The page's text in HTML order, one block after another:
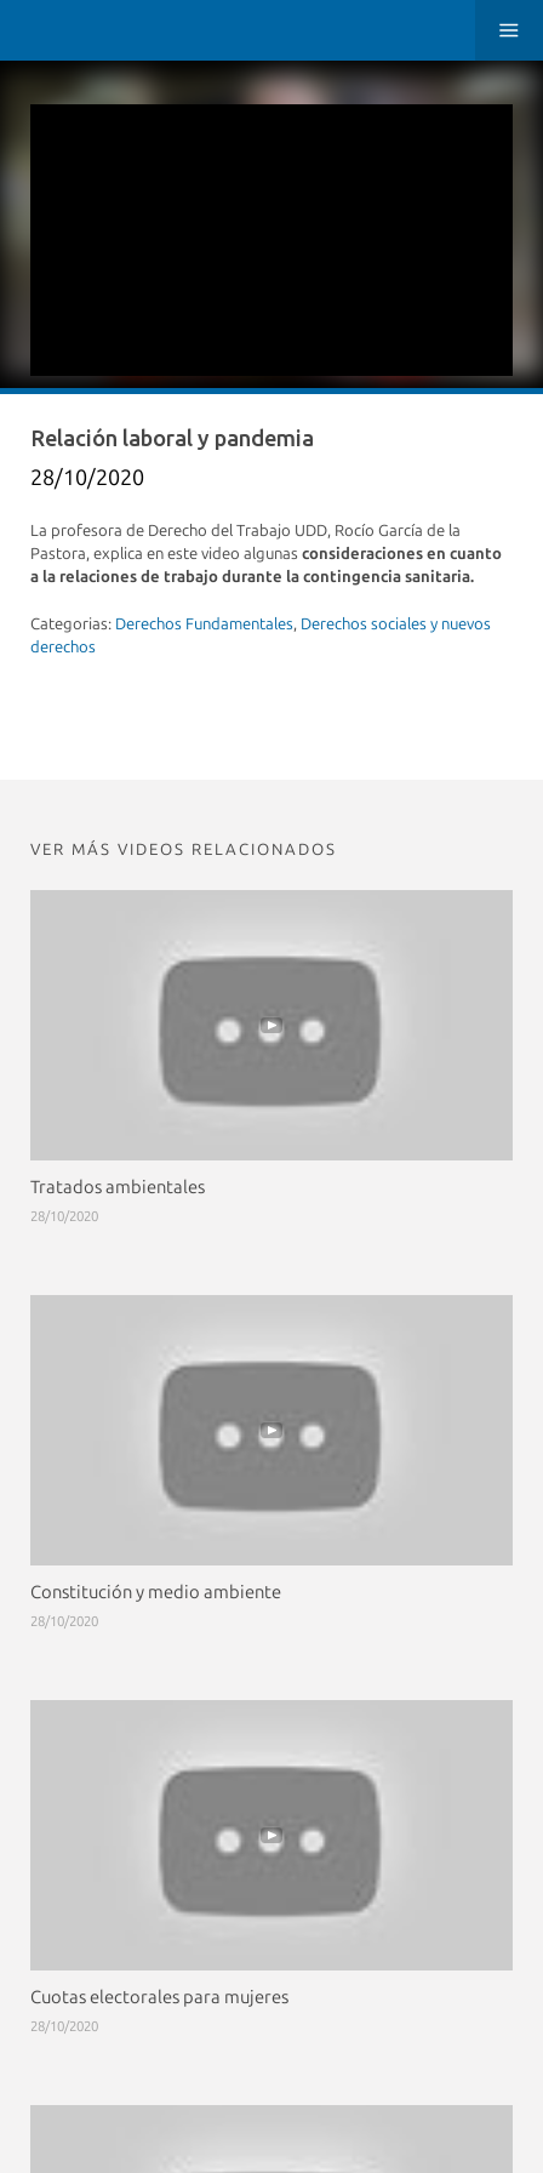
Relación laboral y pandemia
28/10/2020
La profesora de Derecho del Trabajo UDD, Rocío García de la
Pastora, explica en este video algunas consideraciones en cuanto
a la relaciones de trabajo durante la contingencia sanitaria.
Categorias: Derechos Fundamentales, Derechos sociales y nuevos
derechos
VER MÁS VIDEOS RELACIONADOS
Tratados ambientales
28/10/2020
Constitución y medio ambiente
28/10/2020
Cuotas electorales para mujeres
28/10/2020